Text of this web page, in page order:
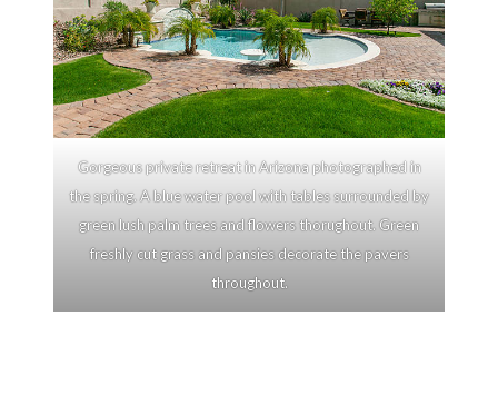
Gorgeous private retreat in Arizona photographed in
the spring. A blue water pool with tables surrounded by
green lush palm trees and flowers thorughout. Green
freshly cut grass and pansies decorate the pavers
throughout.